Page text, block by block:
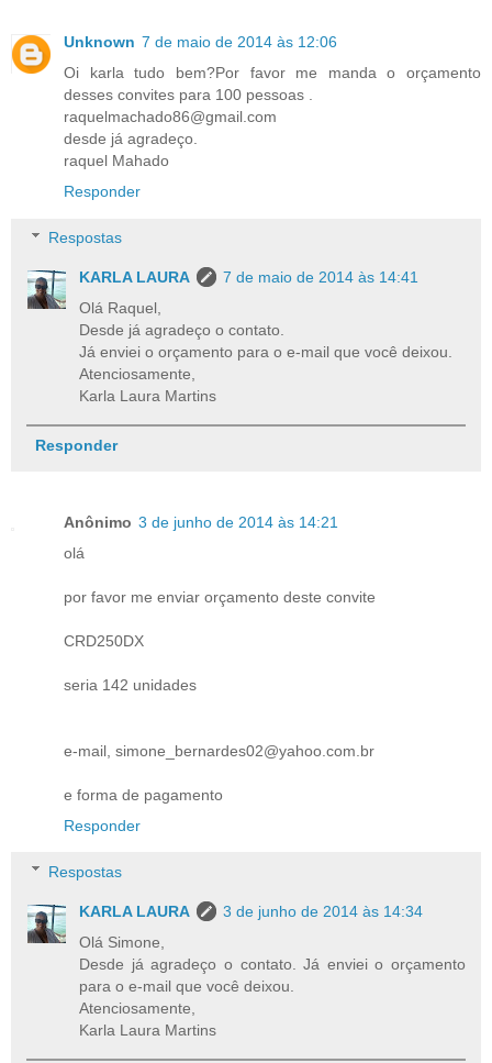
Unknown 7 de maio de 2014 às 12:06
Oi karla tudo bem?Por favor me manda o orçamento
desses convites para 100 pessoas .
raquelmachado86@gmail.com
desde já agradeço.
raquel Mahado
Responder
Respostas
KARLA LAURA
7 de maio de 2014 às 14:41
Olá Raquel,
Desde já agradeço o contato.
Já enviei o orçamento para o e-mail que você deixou.
Atenciosamente,
Karla Laura Martins
Responder
Anônimo 3 de junho de 2014 às 14:21
olá
por favor me enviar orçamento deste convite
CRD250DX
seria 142 unidades
e-mail, simone_bernardes02@yahoo.com.br
e forma de pagamento
Responder
Respostas
KARLA LAURA
3 de junho de 2014 às 14:34
Olá Simone,
Desde já agradeço o contato. Já enviei o orçamento
para o e-mail que você deixou.
Atenciosamente,
Karla Laura Martins